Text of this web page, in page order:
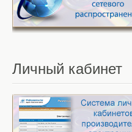
Личный кабинет